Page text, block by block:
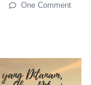
One Comment